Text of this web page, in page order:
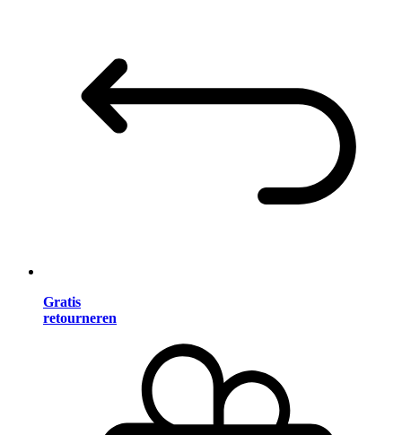
Gratis
retourneren